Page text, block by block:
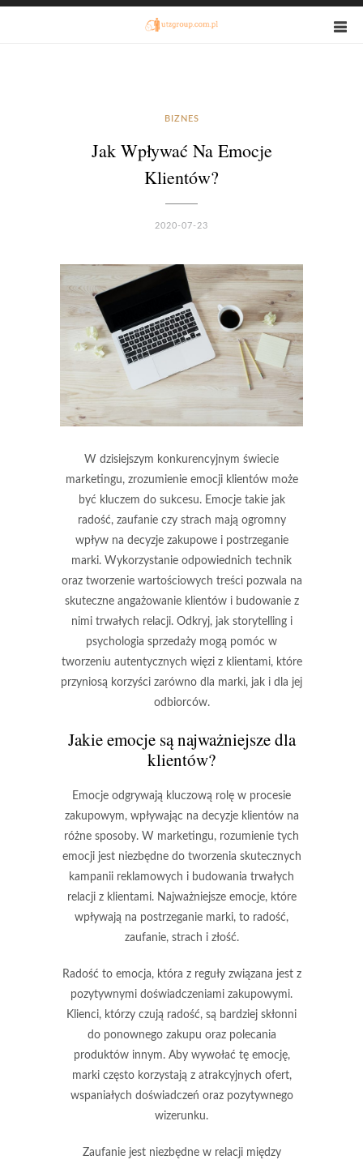
BIZNES
Jak Wpływać Na Emocje
Klientów?
2020-07-23
W dzisiejszym konkurencyjnym świecie
marketingu, zrozumienie emocji klientów może
być kluczem do sukcesu. Emocje takie jak
radość, zaufanie czy strach mają ogromny
wpływ na decyzje zakupowe i postrzeganie
marki. Wykorzystanie odpowiednich technik
oraz tworzenie wartościowych treści pozwala na
skuteczne angażowanie klientów i budowanie z
nimi trwałych relacji. Odkryj, jak storytelling i
psychologia sprzedaży mogą pomóc w
tworzeniu autentycznych więzi z klientami, które
przyniosą korzyści zarówno dla marki, jak i dla jej
odbiorców.
Jakie emocje są najważniejsze dla
klientów?
Emocje odgrywają kluczową rolę w procesie
zakupowym, wpływając na decyzje klientów na
różne sposoby. W marketingu, rozumienie tych
emocji jest niezbędne do tworzenia skutecznych
kampanii reklamowych i budowania trwałych
relacji z klientami. Najważniejsze emocje, które
wpływają na postrzeganie marki, to radość,
zaufanie, strach i złość.
Radość to emocja, która z reguły związana jest z
pozytywnymi doświadczeniami zakupowymi.
Klienci, którzy czują radość, są bardziej skłonni
do ponownego zakupu oraz polecania
produktów innym. Aby wywołać tę emocję,
marki często korzystają z atrakcyjnych ofert,
wspaniałych doświadczeń oraz pozytywnego
wizerunku.
Zaufaniejest niezbędne w relacji między